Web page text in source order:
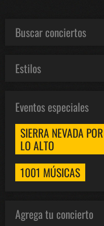
Buscar conciertos
Estilos
Eventos especiales
SIERRA NEVADA
LO ALTO
1001 MÚSICAS
Agrega tu concierto